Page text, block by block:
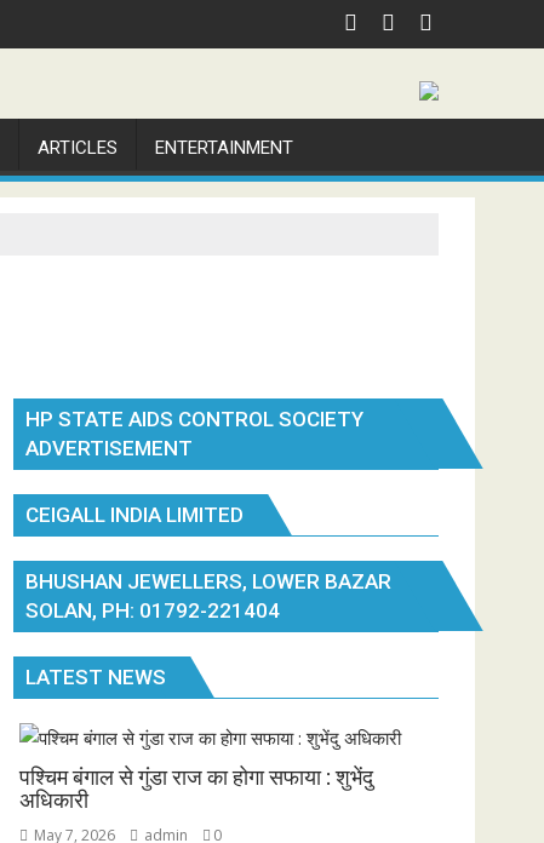
ARTICLES ENTERTAINMENT
HP STATE AIDS CONTROL SOCIETY
ADVERTISEMENT
CEIGALL INDIA LIMITED
BHUSHAN JEWELLERS, LOWER BAZAR
SOLAN, PH: 01792-221404
LATEST NEWS
पश्चिम बंगाल से गुंडा राज का होगा सफाया : शुभेंदु
अधिकारी
May 7, 2026 admin 0